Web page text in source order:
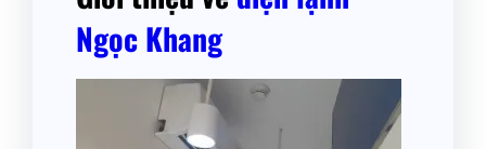
Ngọc Khang